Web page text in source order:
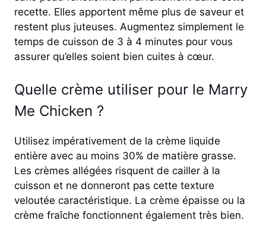
recette. Elles apportent même plus de saveur et
restent plus juteuses. Augmentez simplement le
temps de cuisson de 3 à 4 minutes pour vous
assurer qu’elles soient bien cuites à cœur.
Quelle crème utiliser pour le Marry
Me Chicken ?
Utilisez impérativement de la crème liquide
entière avec au moins 30% de matière grasse.
Les crèmes allégées risquent de cailler à la
cuisson et ne donneront pas cette texture
veloutée caractéristique. La crème épaisse ou la
crème fraîche fonctionnent également très bien.